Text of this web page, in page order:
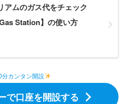
アムのガス代をチェック
Gas Station】の使い方
分カンタン開設
で口座を開設する